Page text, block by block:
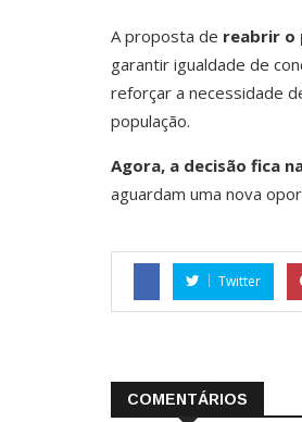
A proposta de reabrir o
garantir igualdade de
reforçar a necessidade
população.
Agora, a decisão fica
aguardam uma nova
Twitter
COMENTÁRIOS